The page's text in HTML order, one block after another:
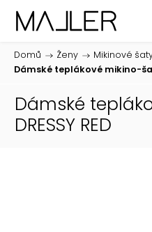
Domů / Ženy / Mikinové
Dámské teplákové mikino-
Dámské
DRESSY RED